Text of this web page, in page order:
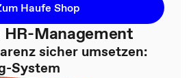
Haufe Shop
Management
sicher umsetzen:
System